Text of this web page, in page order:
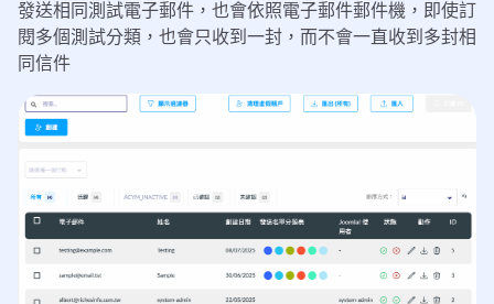
發送相同測試電子郵件，也會依照電子郵件郵件機，即使訂
閱多個測試分類，也會只收到一封，而不會一直收到多封相
同信件